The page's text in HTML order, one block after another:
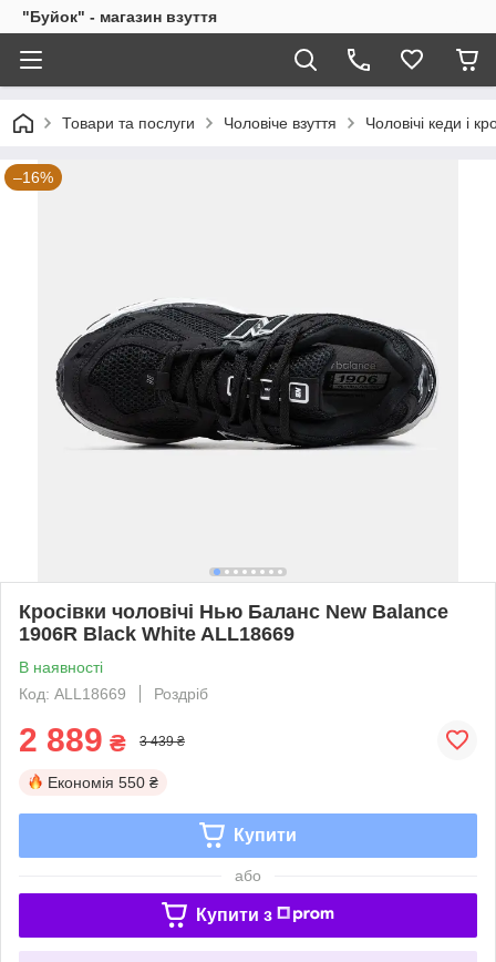
"Буйок" - магазин взуття
Товари та послуги Чоловіче взуття Чоловічі кеди і
–16%
Кросівки чоловічі Нью Баланс New Balance
1906R Black White ALL18669
В наявності
Код: ALL18669
Роздріб
2 889 ₴ 3 439 ₴
Економія 550 ₴
Купити
або
Купити з